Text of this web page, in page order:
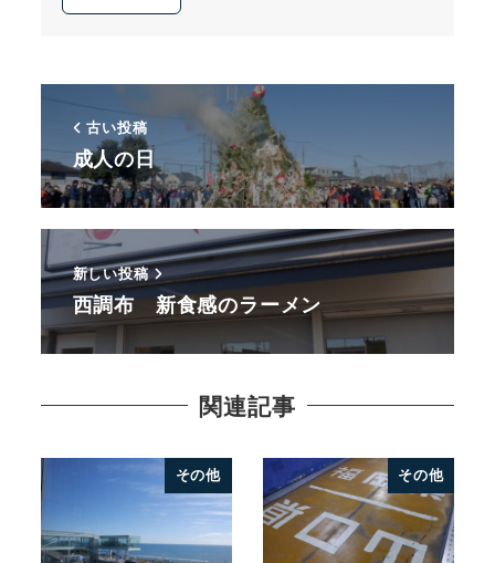
古い投稿
成人の日
新しい投稿
西調布 新食感のラーメン
関連記事
その他 その他